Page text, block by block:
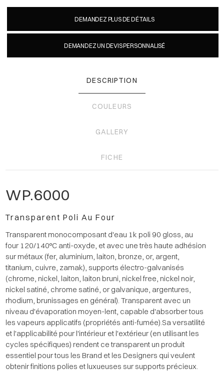
DEMANDEZ PLUS DE DÉTAILS
DEMANDEZ UN DEVIS PERSONNALISÉ
DESCRIPTION
COULEURS
GALLERY
FICHE
WP.6000
Transparent Poli Au Four
Transparent monocomposant d'eau 1k poli 90 gloss, au
four 120/140°C anti-oxyde, et avec une très haute adhésion
sur métaux (fer, aluminium, laiton, bronze, or, argent,
titanium, cuivre, zamak), supports électro-galvanisés
(chrome, nickel, laiton, laiton bruni, nickel free, nickel noir,
nickel satiné, chrome satiné, or galvanique, argentures,
rhodium, brunissages en général). Transparent avec un
niveau d'évaporation moyen-lent, capable d'absorber tous
les vapeurs applicatifs (propriétés anti-fumée).Sa versatilité
et l'applicabilité pour l'intérieur et l'extérieur (en utilisant les
cycles spécifiques) rendent ce transparent un produit
essentiel pour tous les Brand et les Designers qui veulent
obtenir finitions polies et luxueuses sur supports précieux.